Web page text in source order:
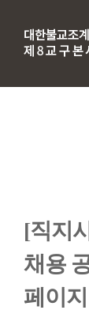
[직지
채용
페이